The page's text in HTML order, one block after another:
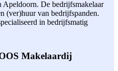
Apeldoorn. De bedrijfsmakelaar
(ver)huur van bedrijfspanden.
in bedrijfsmatig
Makelaardij